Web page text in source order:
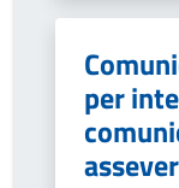
per